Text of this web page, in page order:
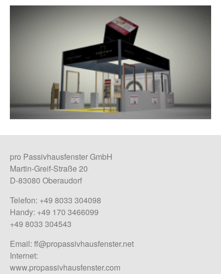
pro Passivhausfenster GmbH
Martin-Greif-Straße 20
D-83080 Oberaudorf
Telefon: +49 8033 304098
Handy: +49 170 3466099
+49 8033 304543
Email: ff@propassivhausfenster.net
Internet:
www.propassivhausfenster.com